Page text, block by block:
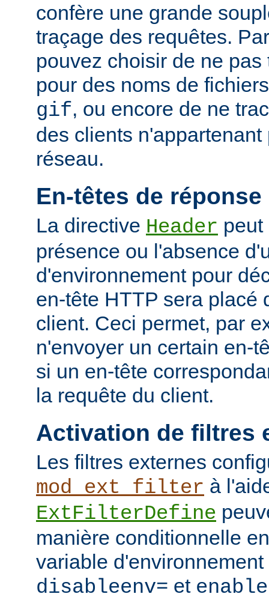
confère une grande
traçage des requêtes.
pouvez choisir de ne
pour des noms de
gif, ou encore de ne
des clients
réseau.
En-têtes de
La directive Header peut
présence ou l'absence
d'environnement pour
en-tête HTTP sera placé
client. Ceci permet, par
n'envoyer un certain en-
si un en-tête
la requête du client.
Activation de filtres
Les filtres externes
mod_ext_filter à
ExtFilterDefine
manière conditionnelle
variable
disableenv= et